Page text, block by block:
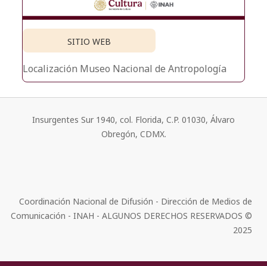
SITIO WEB
Localización Museo Nacional de Antropología
Insurgentes Sur 1940, col. Florida, C.P. 01030, Álvaro
Obregón, CDMX.
Coordinación Nacional de Difusión - Dirección de Medios de
Comunicación - INAH - ALGUNOS DERECHOS RESERVADOS ©
2025